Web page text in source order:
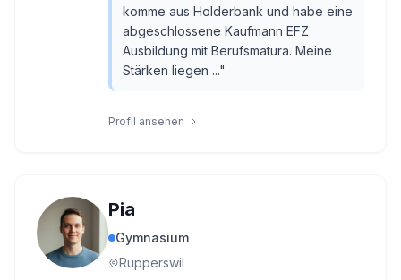
komme aus Holderbank und habe eine
abgeschlossene Kaufmann EFZ
Ausbildung mit Berufsmatura. Meine
Stärken liegen ..."
Profil ansehen
Pia
Gymnasium
Rupperswil